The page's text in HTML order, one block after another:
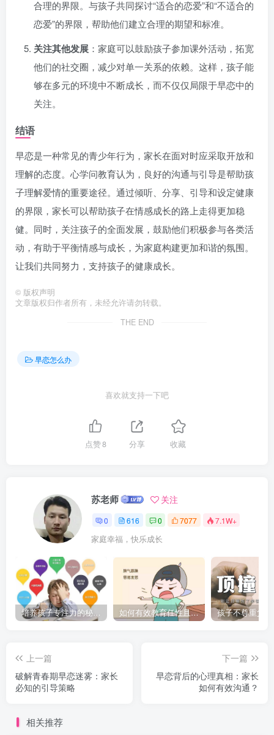
合理的界限。与孩子共同探讨“适合的恋爱”和“不适合的
恋爱”的界限，帮助他们建立合理的期望和标准。
关注其他发展 ：家庭可以鼓励孩子参加课外活动，拓宽
他们的社交圈，减少对单一关系的依赖。这样，孩子能
够在多元的环境中不断成长，而不仅仅局限于早恋中的
关注。
结语
早恋是一种常见的青少年行为，家长在面对时应采取开放和
理解的态度。心学问教育认为，良好的沟通与引导是帮助孩
子理解爱情的重要途径。通过倾听、分享、引导和设定健康
的界限，家长可以帮助孩子在情感成长的路上走得更加稳
健。同时，关注孩子的全面发展，鼓励他们积极参与各类活
动，有助于平衡情感与成长，为家庭构建更加和谐的氛围。
让我们共同努力，支持孩子的健康成长。
© 版权声明
文章版权归作者所有，未经允许请勿转载。
THE END
早恋怎么办
喜欢就支持一下吧
点赞8 分享 收藏
苏老师 关注
0 616 0 7077 7.1W+
家庭幸福，快乐成长
培养孩子专注力的秘密：让他们在学习和生活中如鱼得水的技巧 如何有效教育任性且脾气暴躁的孩子，父母必看的实用指南
上一篇
破解青春期早恋迷雾：家长
必知的引导策略
下一篇
早恋背后的心理真相：家长
如何有效沟通？
相关推荐